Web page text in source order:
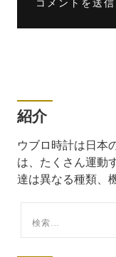
紹介
ウブロ時計は日本
は、たくさん運動
達は異なる種類、
索: